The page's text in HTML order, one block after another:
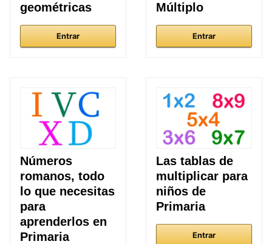
geométricas
Entrar
Múltiplo
Entrar
Números
romanos, todo
lo que necesitas
para
aprenderlos en
Primaria
Las tablas de
multiplicar para
niños de
Primaria
Entrar